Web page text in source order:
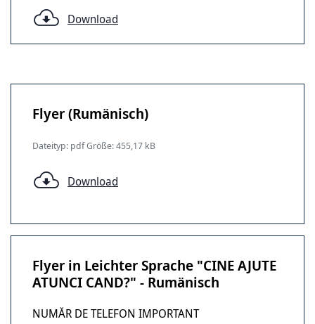
Download
Flyer (Rumänisch)
Dateityp: pdf Größe: 455,17 kB
Download
Flyer in Leichter Sprache "CINE AJUTE
ATUNCI CAND?" - Rumänisch
NUMĂR DE TELEFON IMPORTANT